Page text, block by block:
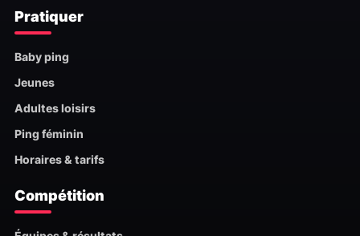
Pratiquer
Baby ping
Jeunes
Adultes loisirs
Ping féminin
Horaires & tarifs
Compétition